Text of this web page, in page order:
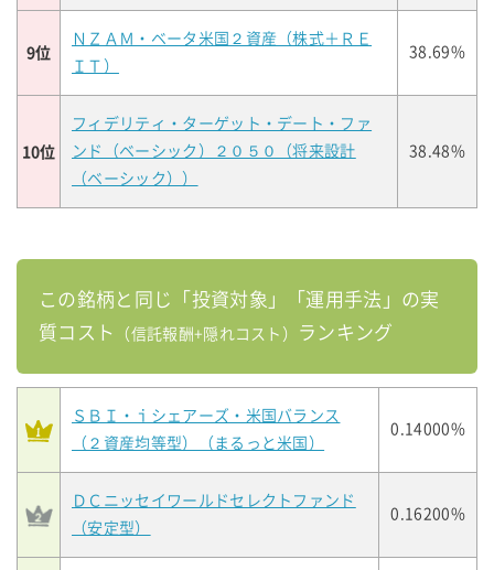
9位
ＮＺＡＭ・ベータ米国２資産（株式＋ＲＥ
ＩＴ）
38.69%
10位
フィデリティ・ターゲット・デート・ファ
ンド（ベーシック）２０５０（将来設計
（ベーシック））
38.48%
この銘柄と同じ「投資対象」「運用手法」の実
質コスト
（信託報酬+隠れコスト） ランキング
ＳＢＩ・ｉシェアーズ・米国バランス
（２資産均等型）（まるっと米国）
0.14000%
ＤＣニッセイワールドセレクトファンド
（安定型）
0.16200%